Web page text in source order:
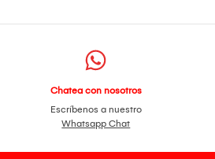
Chatea con nosotros
Escríbenos a nuestro
Whatsapp Chat